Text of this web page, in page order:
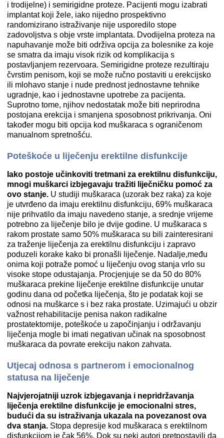
i trodijelne) i semirigidne proteze. Pacijenti mogu izabrati
implantat koji žele, iako nijedno prospektivno
randomizirano istraživanje nije usporedilo stope
zadovoljstva s obje vrste implantata. Dvodijelna proteza na
napuhavanje može biti održiva opcija za bolesnike za koje
se smatra da imaju visok rizik od komplikacija s
postavljanjem rezervoara. Semirigidne proteze rezultiraju
čvrstim penisom, koji se može ručno postaviti u erekcijsko
ili mlohavo stanje i nude prednost jednostavne tehnike
ugradnje, kao i jednostavne upotrebe za pacijenta.
Suprotno tome, njihov nedostatak može biti neprirodna
postojana erekcija i smanjena sposobnost prikrivanja. Oni
također mogu biti opcija kod muškaraca s ograničenom
manualnom spretnošću.
Poteškoće u liječenju erektilne disfunkcije
Iako postoje učinkoviti tretmani za erektilnu disfunkciju,
mnogi muškarci izbjegavaju tražiti liječničku pomoć za
ovo stanje. U studiji muškaraca (uzorak bez raka) za koje
je utvrđeno da imaju erektilnu disfunkciju, 69% muškaraca
nije prihvatilo da imaju navedeno stanje, a srednje vrijeme
potrebno za liječenje bilo je dvije godine. U muškaraca s
rakom prostate samo 50% muškaraca su bili zainteresirani
za traženje liječenja za erektilnu disfunkciju i zapravo
poduzeli korake kako bi pronašli liječenje. Nadalje,među
onima koji potraže pomoć u liječenju ovog stanja vrlo su
visoke stope odustajanja. Procjenjuje se da 50 do 80%
muškaraca prekine liječenje erektilne disfunkcije unutar
godinu dana od početka liječenja, što je podatak koji se
odnosi na muškarce s i bez raka prostate. Uzimajući u obzir
važnost rehabilitacije penisa nakon radikalne
prostatektomije, poteškoće u započinjanju i održavanju
liječenja mogle bi imati negativan učinak na sposobnost
muškaraca da povrate erekciju nakon zahvata.
Utjecaj odnosa s partnerom i emocionalnog
statusa na liječenje
Najvjerojatniji uzrok izbjegavanja i nepridržavanja
liječenja erektilne disfunkcije je emocionalni stres,
budući da su istraživanja ukazala na povezanost ova
dva stanja. Stopa depresije kod muškaraca s erektilnom
disfunkcijom je čak 56%. Dok su neki autori pretpostavili da